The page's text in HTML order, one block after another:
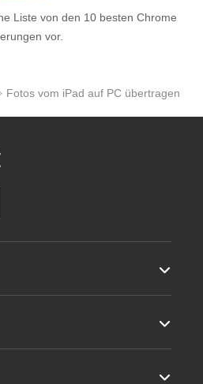
Liste von den 10 besten Chrome
vor.
Fotos vom iPad auf PC übertragen